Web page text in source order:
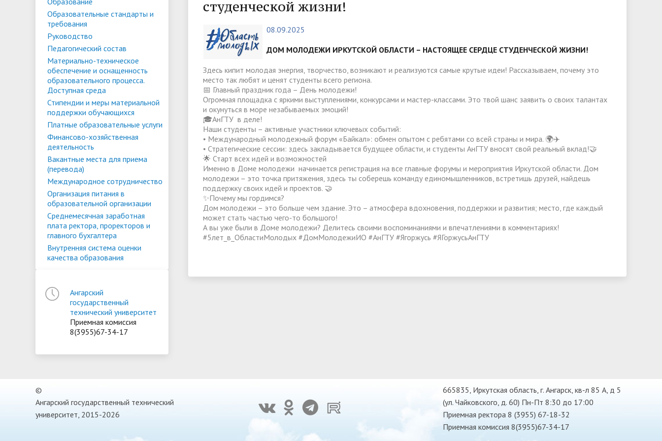
Материально-техническое
обеспечение и оснащенность
образовательного процесса.
Доступная среда
поддержки обучающихся
Вакантные места для приема
(перевода)
Международное сотрудничество
Организация питания в
образовательной организации
Среднемесячная заработная плата
ректора, проректоров и главного
бухгалтера
Внутренняя система оценки
качества образования
Конкурсы и вакансии
Служба содействия
трудоустройству
Проекты, гранты и конкурсы
Меры противодействия коррупции Воспитательная работа
Международное сотрудничество
Условия обучения инвалидов и лиц
с ОВЗ
Обращения граждан и организаций
в форме электронного документа в
ФГБОУ ВО "АнГТУ"
Общежитие
Информационная поддержка
вопросам коронавирусной
Патриотический клуб ФГБОУ ВО
«АнГТУ»
Личный прием граждан «Стартап как диплом»
Конкурсные списки
Особенности приема по отдельной
квоте
Белгородской, Курской и Брянской
Запорожской области и
Херсонской области
Списки зачисленных
"Студенческое" разрешение на
временное проживание для
иностранцев
Для поступающих на целевое
обучение
Образовательные стандарты и
требования
Руководство
Педагогический состав
Материально-техническое
обеспечение и оснащенность
образовательного процесса.
Доступная среда
Стипендии и меры материальной
поддержки обучающихся
Платные образовательные услуги
Финансово-хозяйственная
деятельность
Вакантные места для приема
(перевода)
Международное сотрудничество
Организация питания в
образовательной организации
Среднемесячная заработная
плата ректора, проректоров и
главного бухгалтера
Внутренняя система оценки
качества образования
Ангарский
государственный
технический университет
Приемная комиссия
8(3955)67-34-17
студенческой жизни!
08.09.2025
ДОМ МОЛОДЕЖИ ИРКУТСКОЙ ОБЛАСТИ – НАСТОЯЩЕЕ СЕРДЦЕ СТУДЕНЧЕСКОЙ ЖИЗНИ!
Здесь кипит молодая энергия, творчество, возникают и реализуются самые крутые идеи! Рассказываем, почему это
место так любят и ценят студенты всего региона.
📅 Главный праздник года – День молодежи!
Огромная площадка с яркими выступлениями, конкурсами и мастер-классами. Это твой шанс заявить о своих талантах
и окунуться в море незабываемых эмоций!
🎓АнГТУ в деле!
Наши студенты – активные участники ключевых событий:
• Международный молодежный форум «Байкал»: обмен опытом с ребятами со всей страны и мира. 🌍✈️
• Стратегические сессии: здесь закладывается будущее области, и студенты АнГТУ вносят свой реальный вклад!🤝
🌟 Старт всех идей и возможностей
Именно в Доме молодежи начинается регистрация на все главные форумы и мероприятия Иркутской области. Дом
молодежи – это точка притяжения, здесь ты соберешь команду единомышленников, встретишь друзей, найдешь
поддержку своих идей и проектов. 🤝
✨Почему мы гордимся?
Дом молодежи – это больше чем здание. Это – атмосфера вдохновения, поддержки и развития; место, где каждый
может стать частью чего-то большого!
А вы уже были в Доме молодежи? Делитесь своими воспоминаниями и впечатлениями в комментариях!
#5лет_в_ОбластиМолодых #ДомМолодежиИО #АнГТУ #Ягоржусь #ЯГоржусьАнГТУ
©
Ангарский государственный технический
университет, 2015-2026
665835, Иркутская область, г. Ангарск, кв-л 85 А, д 5
(ул. Чайковского, д. 60) Пн-Пт 8:30 до 17:00
Приемная ректора 8 (3955) 67-18-32
Приемная комиссия 8(3955)67-34-17